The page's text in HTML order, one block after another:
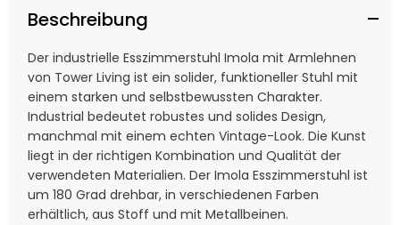
Beschreibung
Der industrielle Esszimmerstuhl Imola mit Armlehnen
von Tower Living ist ein solider, funktioneller Stuhl mit
einem starken und selbstbewussten Charakter.
Industrial bedeutet robustes und solides Design,
manchmal mit einem echten Vintage-Look. Die Kunst
liegt in der richtigen Kombination und Qualität der
verwendeten Materialien. Der Imola Esszimmerstuhl ist
um 180 Grad drehbar, in verschiedenen Farben
erhältlich, aus Stoff und mit Metallbeinen.